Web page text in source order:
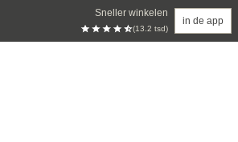
Sneller winkelen
(13.2 tsd)
in de app